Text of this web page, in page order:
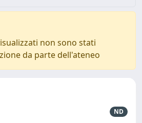
non sono stati
da parte dell'ateneo
ND